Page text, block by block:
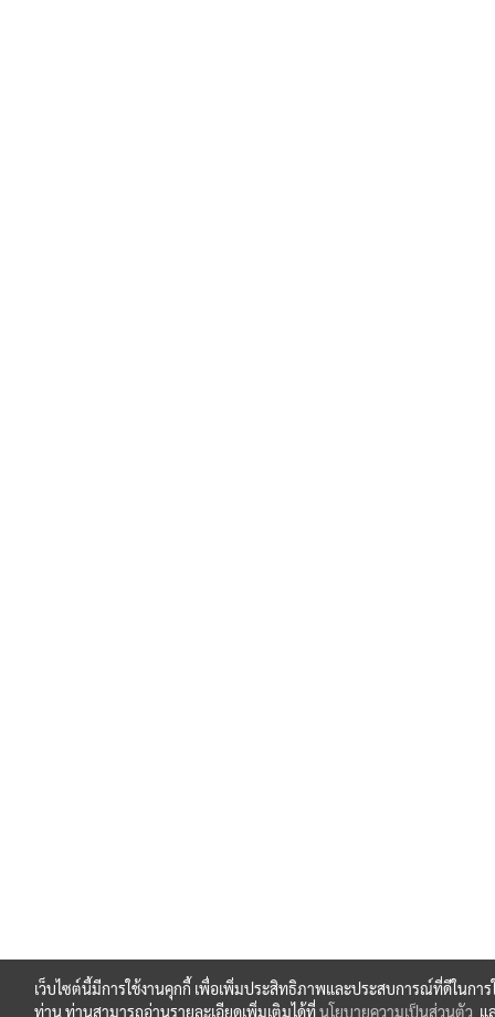
เว็บไซต์นี้มีการใช้งานคุกกี้ เพื่อเพิ่มประสิทธิภาพและประสบการณ์ที่ดีในการ
ท่าน ท่านสามารถอ่านรายละเอียดเพิ่มเติมได้ที่นโยบายความเป็นส่วนตัว แ